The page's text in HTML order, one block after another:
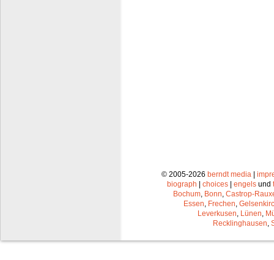
© 2005-2026 berndt media |
biograph | choices | engels und
Bochum Bonn Castrop-
Essen Frechen
Leverkusen Lünen
Recklinghausen